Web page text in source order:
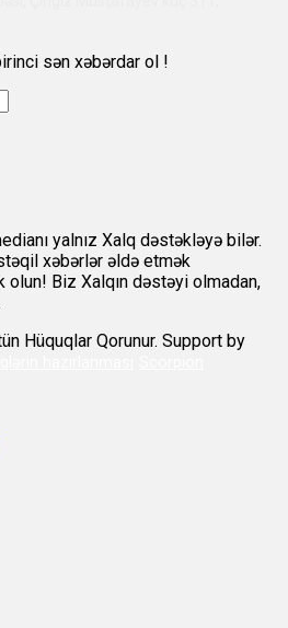
sən xəbərdar ol !
yalnız Xalq dəstəkləyə bilər.
xəbərlər əldə etmək
Biz Xalqın dəstəyi olmadan,
Hüquqlar Qorunur. Support by